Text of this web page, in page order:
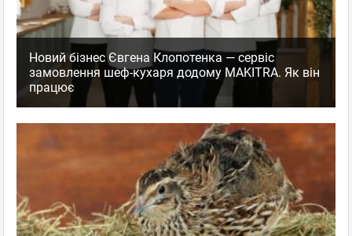
Новий бізнес Євгена Клопотенка — сервіс
замовлення шеф-кухаря додому MAKITRA. Як він
працює